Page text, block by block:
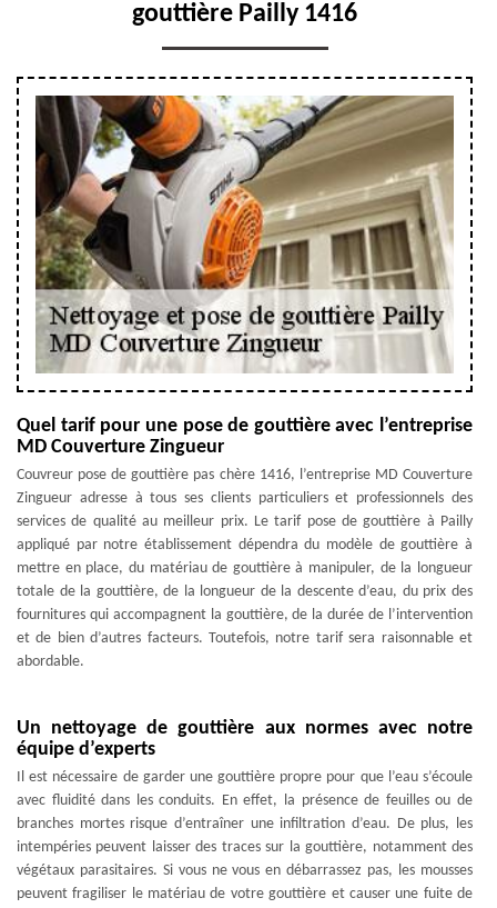
gouttière Pailly 1416
Quel tarif pour une pose de gouttière avec l’entreprise
MD Couverture Zingueur
Couvreur pose de gouttière pas chère 1416, l’entreprise MD Couverture
Zingueur adresse à tous ses clients particuliers et professionnels des
services de qualité au meilleur prix. Le tarif pose de gouttière à Pailly
appliqué par notre établissement dépendra du modèle de gouttière à
mettre en place, du matériau de gouttière à manipuler, de la longueur
totale de la gouttière, de la longueur de la descente d’eau, du prix des
fournitures qui accompagnent la gouttière, de la durée de l’intervention
et de bien d’autres facteurs. Toutefois, notre tarif sera raisonnable et
abordable.
Un nettoyage de gouttière aux normes avec notre
équipe d’experts
Il est nécessaire de garder une gouttière propre pour que l’eau s’écoule
avec fluidité dans les conduits. En effet, la présence de feuilles ou de
branches mortes risque d’entraîner une infiltration d’eau. De plus, les
intempéries peuvent laisser des traces sur la gouttière, notamment des
végétaux parasitaires. Si vous ne vous en débarrassez pas, les mousses
peuvent fragiliser le matériau de votre gouttière et causer une fuite de